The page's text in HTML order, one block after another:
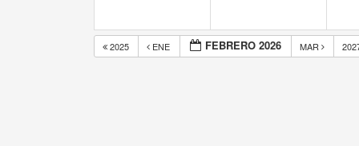
2025 ENE FEBRERO 2026 MAR